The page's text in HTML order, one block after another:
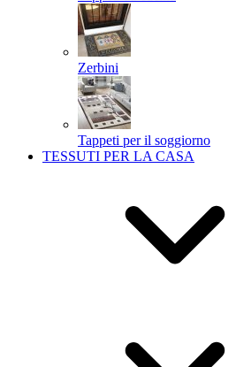
Zerbini
Tappeti per il soggiorno
TESSUTI PER LA CASA